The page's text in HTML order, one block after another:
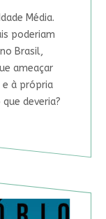
Média.
poderiam
Brasil,
ameaçar
e à própria
deveria?